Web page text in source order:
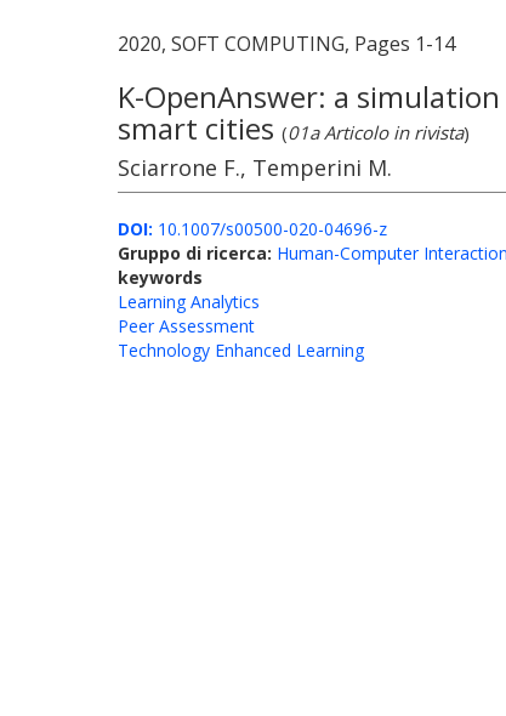
2020, SOFT COMPUTING, Pages 1-14
K-OpenAnswer: a
smart cities (01a Articolo in rivista)
Sciarrone F., Temperini M.
DOI: 10.1007/s00500-020-04696-z
Gruppo di ricerca: Human-Computer Interaction
keywords
Learning Analytics
Peer Assessment
Technology Enhanced Learning